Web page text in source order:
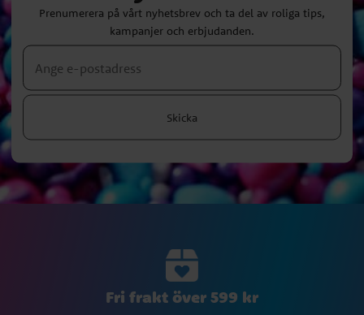
Prenumerera på vårt nyhetsbrev och ta del av roliga tips,
kampanjer och erbjudanden.
Skicka
Fri frakt över 599 kr